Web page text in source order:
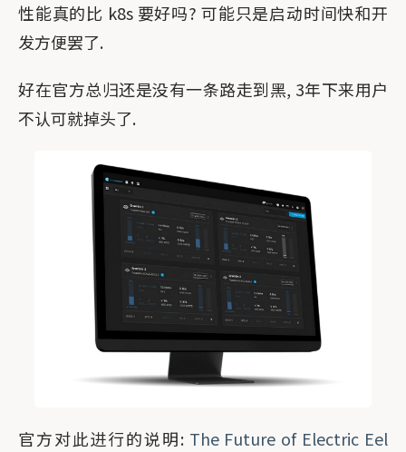
性能真的比 k8s 要好吗? 可能只是启动时间快和开
发方便罢了.
好在官方总归还是没有一条路走到黑, 3年下来用户
不认可就掉头了.
官方对此进行的说明: The Future of Electric Eel